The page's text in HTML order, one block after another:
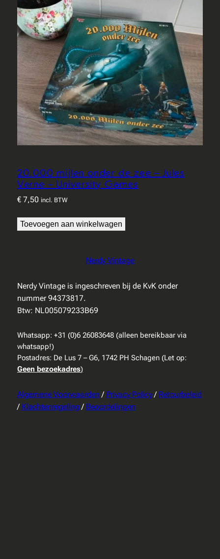
20.000 mijlen onder de zee – Jules
Verne – University Games
€7,50 incl. BTW
Toevoegen aan winkelwagen
Nerdy Vintage
Nerdy Vintage is ingeschreven bij de KvK onder
nummer 94373817.
Btw: NL005079233B69
Whatsapp: +31 (0)6 26083648 (alleen bereikbaar via
whatsapp!)
Postadres: De Lus 7 – G6, 1742 PH Schagen (Let op:
Geen bezoekadres)
Algemene Voorwaarden / Privacy Policy/ Retourbeleid
/ Klachtenregeling / Beoordelingen